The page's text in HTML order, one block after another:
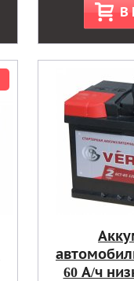
В
60 А/ч